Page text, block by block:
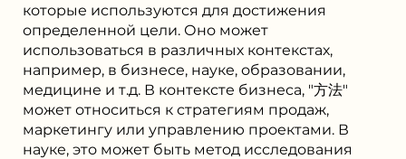
которые используются для достижения
определенной цели. Оно может
использоваться в различных контекстах,
например, в бизнесе, науке, образовании,
медицине и т.д. В контексте бизнеса, "方法"
может относиться к стратегиям продаж,
маркетингу или управлению проектами. В
науке, это может быть метод исследования